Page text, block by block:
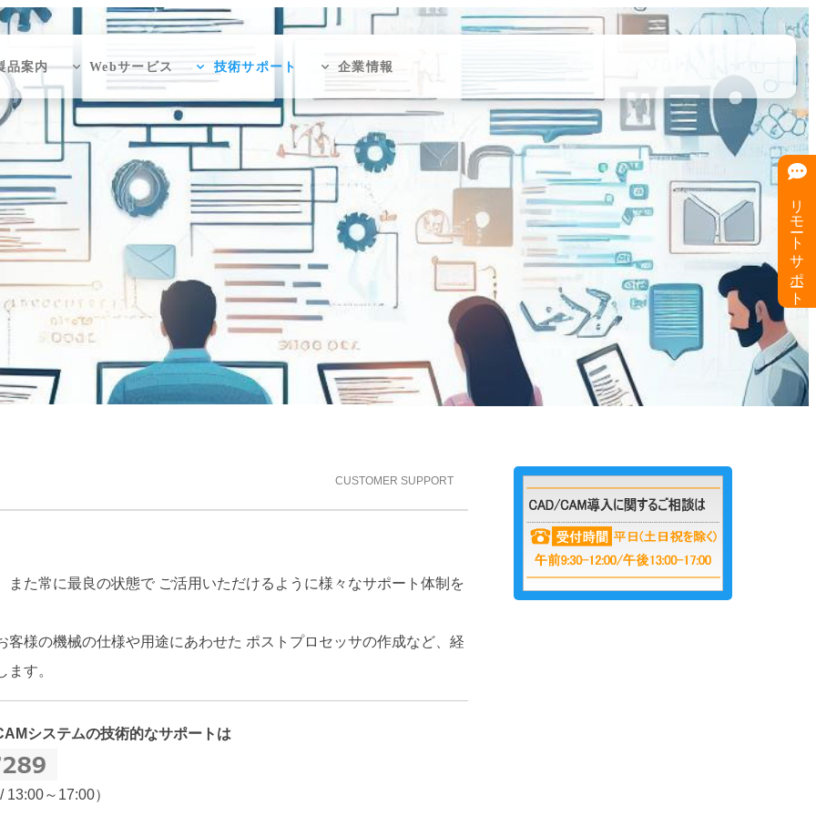
品案内 Webサービス 技術サポート 企業情報
リモートサポート
CUSTOMER SUPPORT
た常に最良の状態で ご活用いただけるように様々なサポート体制を
様の機械の仕様や用途にあわせた ポストプロセッサの作成など、経
す。
システムの技術的なサポートは
～17:00）